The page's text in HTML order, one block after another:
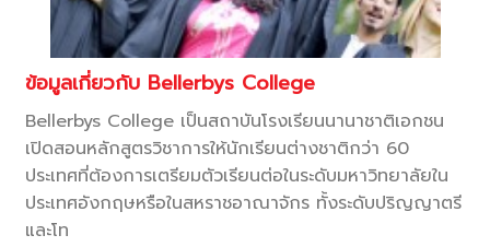
ข้อมูลเกี่ยวกับ Bellerbys College
Bellerbys College เป็นสถาบันโรงเรียนนานาชาติเอกชน
เปิดสอนหลักสูตรวิชาการให้นักเรียนต่างชาติกว่า 60
ประเทศที่ต้องการเตรียมตัวเรียนต่อในระดับมหาวิทยาลัยใน
ประเทศอังกฤษหรือในสหราชอาณาจักร ทั้งระดับปริญญาตรี
และโท